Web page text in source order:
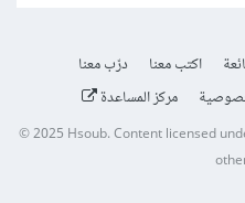
اكتب معنا
درّب معنا
مركز المساعدة
© 2025Hsoub.Content licensed